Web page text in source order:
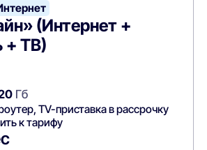
(Интернет +
+ ТВ)
Гб
TV-приставка в рассрочку
к тарифу